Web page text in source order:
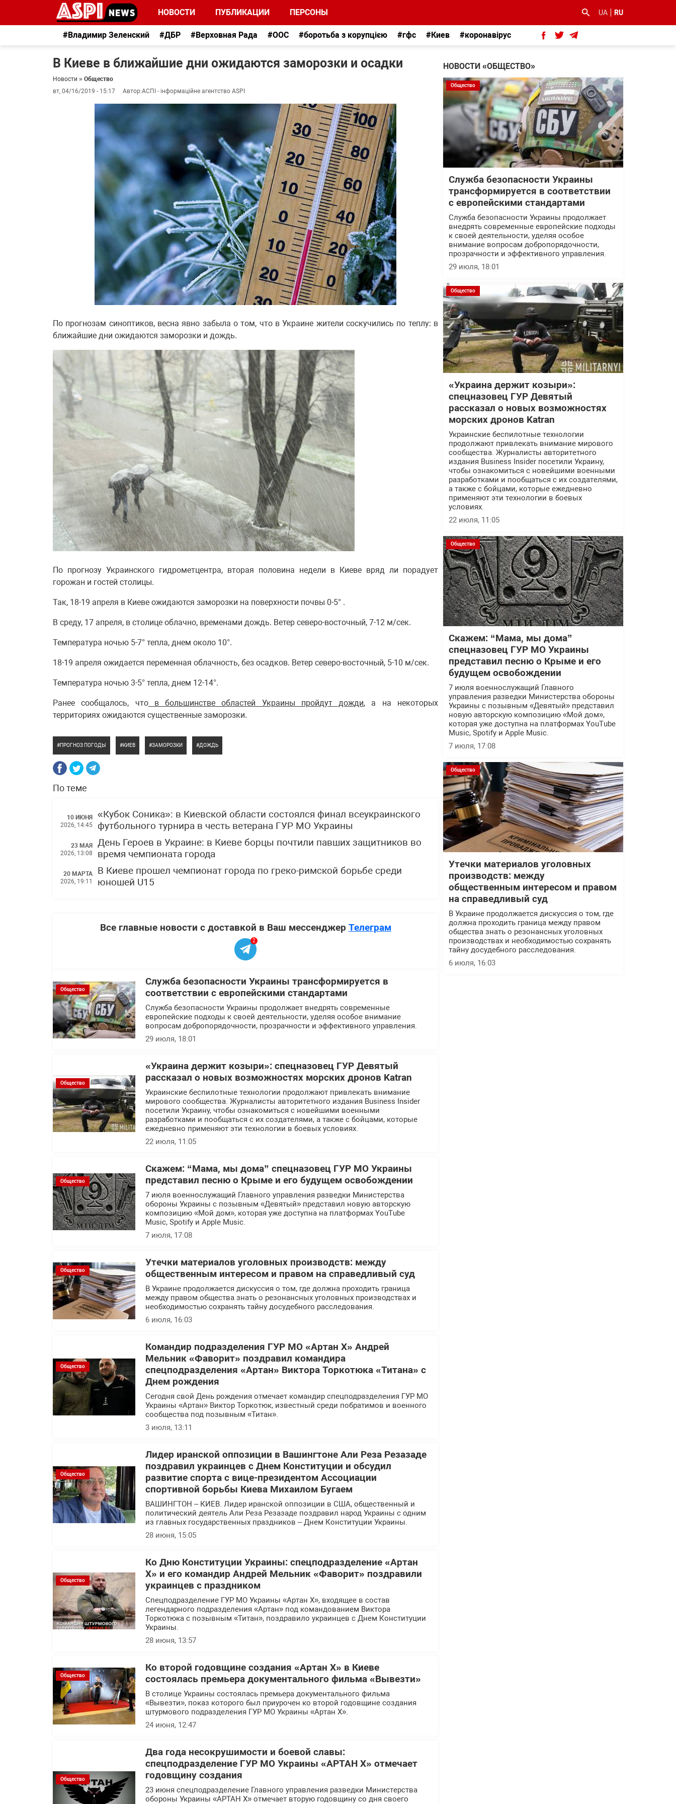
НОВОСТИ ПУБЛИКАЦИИ ПЕРСОНЫ UA RU
#Владимир Зеленский #ДБР #Верховная Рада #ООС #боротьба з корупцією #гфс #Киев #коронавірус
В Киеве в ближайшие дни ожидаются заморозки и осадки
Новости » Общество
вт, 04/16/2019 - 15:17
Автор:АСПІ - інформаційне агентство ASPI
По прогнозам синоптиков, весна явно забыла о том, что в Украине жители соскучились по теплу: в
ближайшие дни ожидаются заморозки и дождь.
По прогнозу Украинского гидрометцентра, вторая половина недели в Киеве вряд ли порадует
горожан и гостей столицы.
Так, 18-19 апреля в Киеве ожидаются заморозки на поверхности почвы 0-5° .
В среду, 17 апреля, в столице облачно, временами дождь. Ветер северо-восточный, 7-12 м/сек.
Температура ночью 5-7° тепла, днем около 10°.
18-19 апреля ожидается переменная облачность, без осадков. Ветер северо-восточный, 5-10 м/сек.
Температура ночью 3-5° тепла, днем 12-14°.
Ранее сообщалось, чтов большинстве областей Украины пройдут дожди, а на некоторых
территориях ожидаются существенные заморозки.
ПРОГНОЗ ПОГОДЫ КИЕВ ЗАМОРОЗКИ ДОЖДЬ
По теме
10 ИЮНЯ
2026, 14:45
«Кубок Соника»: в Киевской области состоялся финал всеукраинского
футбольного турнира в честь ветерана ГУР МО Украины
23 МАЯ
2026, 13:08
День Героев в Украине: в Киеве борцы почтили павших защитников во
время чемпионата города
20 МАРТА
2026, 19:11
В Киеве прошел чемпионат города по греко-римской борьбе среди
юношей U15
Все главные новости с доставкой в Ваш мессенджер Телеграм
2
Общество
Служба безопасности Украины трансформируется в
соответствии с европейскими стандартами
Служба безопасности Украины продолжает внедрять современные
европейские подходы к своей деятельности, уделяя особое внимание
вопросам добропорядочности, прозрачности и эффективного управления.
29 июля, 18:01
Общество
«Украина держит козыри»: спецназовец ГУР Девятый
рассказал о новых возможностях морских дронов Katran
Украинские беспилотные технологии продолжают привлекать внимание
мирового сообщества. Журналисты авторитетного издания Business Insider
посетили Украину, чтобы ознакомиться с новейшими военными
разработками и пообщаться с их создателями, а также с бойцами, которые
ежедневно применяют эти технологии в боевых условиях.
22 июля, 11:05
Общество
Скажем: “Мама, мы дома” спецназовец ГУР МО Украины
представил песню о Крыме и его будущем освобождении
7 июля военнослужащий Главного управления разведки Министерства
обороны Украины с позывным «Девятый» представил новую авторскую
композицию «Мой дом», которая уже доступна на платформах YouTube
Music, Spotify и Apple Music.
7 июля, 17:08
Общество
Утечки материалов уголовных производств: между
общественным интересом и правом на справедливый суд
В Украине продолжается дискуссия о том, где должна проходить граница
между правом общества знать о резонансных уголовных производствах и
необходимостью сохранять тайну досудебного расследования.
6 июля, 16:03
Общество
Командир подразделения ГУР МО «Артан Х» Андрей
Мельник «Фаворит» поздравил командира
спецподразделения «Артан» Виктора Торкотюка «Титана» с
Днем рождения
Сегодня свой День рождения отмечает командир спецподразделения ГУР МО
Украины «Артан» Виктор Торкотюк, известный среди побратимов и военного
сообщества под позывным «Титан».
3 июля, 13:11
Общество
Лидер иранской оппозиции в Вашингтоне Али Реза Резазаде
поздравил украинцев с Днем Конституции и обсудил
развитие спорта с вице-президентом Ассоциации
спортивной борьбы Киева Михаилом Бугаем
ВАШИНГТОН – КИЕВ. Лидер иранской оппозиции в США, общественный и
политический деятель Али Реза Резазаде поздравил народ Украины с одним
из главных государственных праздников – Днем Конституции Украины.
28 июня, 15:05
Общество
Ко Дню Конституции Украины: спецподразделение «Артан
Х» и его командир Андрей Мельник «Фаворит» поздравили
украинцев с праздником
Спецподразделение ГУР МО Украины «Артан Х», входящее в состав
легендарного подразделения «Артан» под командованием Виктора
Торкотюка с позывным «Титан», поздравило украинцев с Днем Конституции
Украины.
28 июня, 13:57
Общество
Ко второй годовщине создания «Артан Х» в Киеве
состоялась премьера документального фильма «Вывезти»
В столице Украины состоялась премьера документального фильма
«Вывезти», показ которого был приурочен ко второй годовщине создания
штурмового подразделения ГУР МО Украины «Артан Х».
24 июня, 12:47
Общество
Два года несокрушимости и боевой славы:
спецподразделение ГУР МО Украины «АРТАН Х» отмечает
годовщину создания
23 июня спецподразделение Главного управления разведки Министерства
обороны Украины «АРТАН Х» отмечает вторую годовщину со дня своего
НОВОСТИ «ОБЩЕСТВО»
Общество
Служба безопасности Украины
трансформируется в соответствии
с европейскими стандартами
Служба безопасности Украины продолжает
внедрять современные европейские подходы
к своей деятельности, уделяя особое
внимание вопросам добропорядочности,
прозрачности и эффективного управления.
29 июля, 18:01
Общество
«Украина держит козыри»:
спецназовец ГУР Девятый
рассказал о новых возможностях
морских дронов Katran
Украинские беспилотные технологии
продолжают привлекать внимание мирового
сообщества. Журналисты авторитетного
издания Business Insider посетили Украину,
чтобы ознакомиться с новейшими военными
разработками и пообщаться с их создателями,
а также с бойцами, которые ежедневно
применяют эти технологии в боевых
условиях.
22 июля, 11:05
Общество
Скажем: “Мама, мы дома”
спецназовец ГУР МО Украины
представил песню о Крыме и его
будущем освобождении
7 июля военнослужащий Главного
управления разведки Министерства обороны
Украины с позывным «Девятый» представил
новую авторскую композицию «Мой дом»,
которая уже доступна на платформах YouTube
Music, Spotify и Apple Music.
7 июля, 17:08
Общество
Утечки материалов уголовных
производств: между
общественным интересом и правом
на справедливый суд
В Украине продолжается дискуссия о том, где
должна проходить граница между правом
общества знать о резонансных уголовных
производствах и необходимостью сохранять
тайну досудебного расследования.
6 июля, 16:03